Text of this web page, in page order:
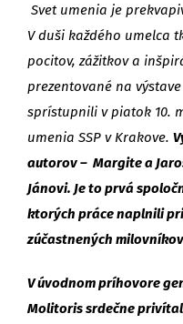
Svet umenia je
V duši každého umelca
pocitov, zážitkov a
prezentované na
sprístupnili v piatok 10.
umenia SSP v Krakove.
autorov – Margite a
Jánovi. Je to prvá
ktorých práce naplnili
zúčastnených
V úvodnom príhovore
Molitoris srdečne